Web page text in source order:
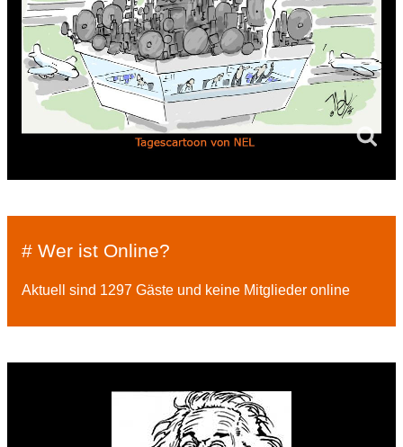
# Wer ist Online?
Aktuell sind 1297 Gäste und keine Mitglieder online